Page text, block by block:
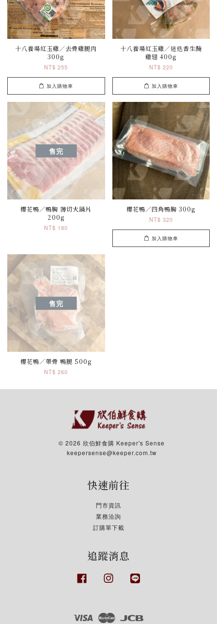
十八養場紅玉雞／去骨雞腿肉
300g
NT$ 255
加入購物車
十八養場紅玉雞／迷迭香生醃
雞翅 400g
NT$ 220
加入購物車
售完
櫻花鴨／鴨胸 薄切火鍋片
200g
NT$ 180
櫻花鴨／四角鴨胸 300g
NT$ 320
加入購物車
售完
櫻花鴨／帶骨 鴨腿 500g
NT$ 260
© 2026 欣伯鮮食購 Keeper's Sense
keepersense@keeper.com.tw
快速前往
門市資訊
業務洽詢
訂購單下載
追蹤消息
Facebook Instagram
Visa Master